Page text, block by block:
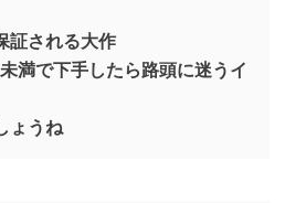
証される大作
満で下手したら路頭に迷うイ
ょうね